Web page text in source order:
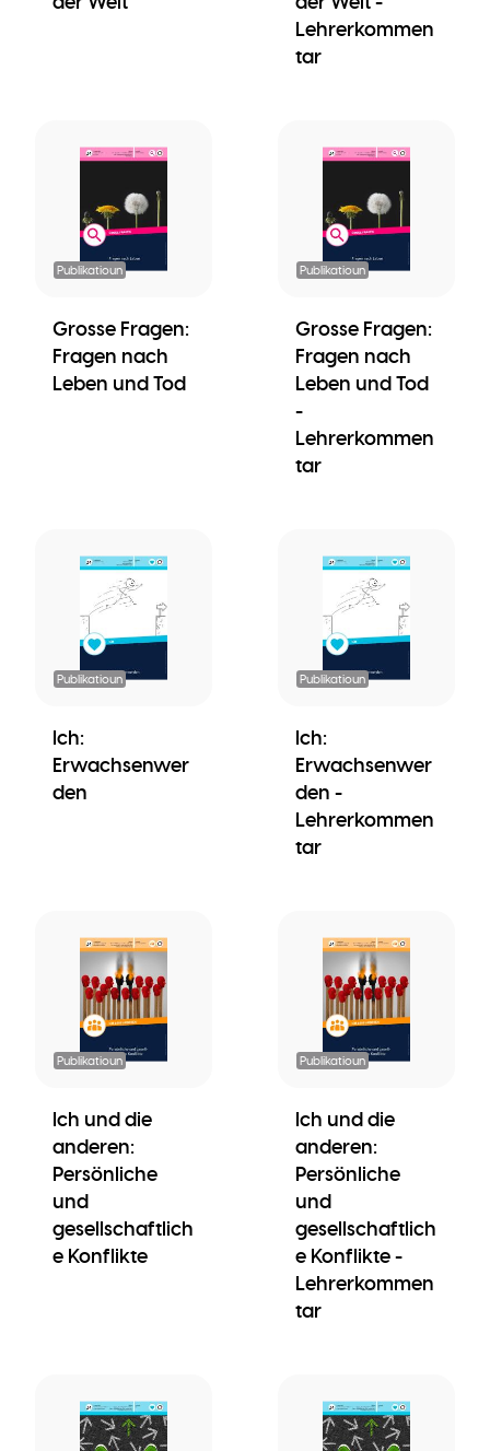
Lehrerkommen
tar
Publikatioun
Grosse Fragen:
Fragen nach
Leben und Tod
Publikatioun
Grosse Fragen:
Fragen nach
Leben und Tod
-
Lehrerkommen
tar
Publikatioun
Ich:
Erwachsenwer
den
Publikatioun
Ich:
Erwachsenwer
den -
Lehrerkommen
tar
Publikatioun
Ich und die
anderen:
Persönliche
und
gesellschaftlich
e Konflikte
Publikatioun
Ich und die
anderen:
Persönliche
und
gesellschaftlich
e Konflikte -
Lehrerkommen
tar